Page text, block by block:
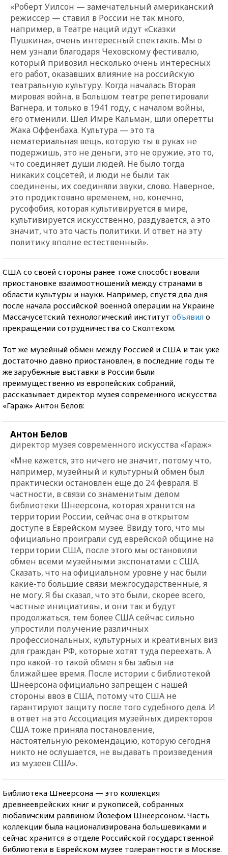
«Роберт Уилсон — замечательный американский
режиссер — ставил в России не так много,
например, в Театре наций идут «Сказки
Пушкина», очень интересный спектакль. Мы о
нем узнали благодаря Чеховскому фестивалю,
который привозил несколько очень интересных
его работ, оказавших влияние на российскую
театральную культуру. Когда началась Вторая
мировая война, в Большом театре репетировали
Вагнера, и только в 1941 году, с началом войны,
его отменили. Шел Имре Кальман, шли оперетты
Жака Оффенбаха. Культура — это та
нематериальная вещь, которую ты в руках не
подержишь, это не деньги, это не оружие, это то,
что соединяет души людей. Не было тогда
никаких соцсетей, и люди не были так
соединены, их соединяли звуки, слово. Наверное,
это продиктовано временем, но, конечно,
русофобия, которая культивируется в мире,
культивируется искусственно, раздувается, а это
значит, что это часть политики. И ответ на эту
политику вполне естественный».
США со своей стороны ранее тоже способствовали
приостановке взаимоотношений между странами в
области культуры и науки. Например, спустя два дня
после начала российской военной операции на Украине
Массачусетский технологический институт объявил о
прекращении сотрудничества со Сколтехом.
Тот же музейный обмен между Россией и США и так уже
достаточно давно приостановлен, в последние годы те
же зарубежные выставки в России были
преимущественно из европейских собраний,
рассказывает директор музея современного искусства
«Гараж» Антон Белов:
Антон Белов
директор музея современного искусства «Гараж»
«Мне кажется, это ничего не значит, потому что,
например, музейный и культурный обмен был
практически остановлен еще до 24 февраля. В
частности, в связи со знаменитым делом
библиотеки Шнеерсона, которая хранится на
территории России, сейчас она в открытом
доступе в Еврейском музее. Ввиду того, что мы
официально проиграли суд еврейской общине на
территории США, после этого мы остановили
обмен всеми музейными экспонатами с США.
Сказать, что на официальном уровне у нас были
какие-то большие связи межгосударственные, я
не могу. Я бы сказал, что это были, скорее всего,
частные инициативы, и они так и будут
продолжаться, тем более США сейчас сильно
упростили получение различных
профессиональных, культурных и креативных виз
для граждан РФ, которые хотят туда переехать. А
про какой-то такой обмен я бы забыл на
ближайшее время. После истории с библиотекой
Шнеерсона официально запрещен с нашей
стороны ввоз в США, потому что США не
гарантируют защиту после того судебного дела. И
в ответ на это Ассоциация музейных директоров
США тоже приняла постановление,
настоятельную рекомендацию, которую сегодня
никто не ослушается, не выдавать произведения
из музеев США».
Библиотека Шнеерсона — это коллекция
древнееврейских книг и рукописей, собранных
любавичским раввином Йозефом Шнеерсоном. Часть
коллекции была национализирована большевиками и
сейчас хранится в отделе Российской государственной
библиотеки в Еврейском музее толерантности в Москве.